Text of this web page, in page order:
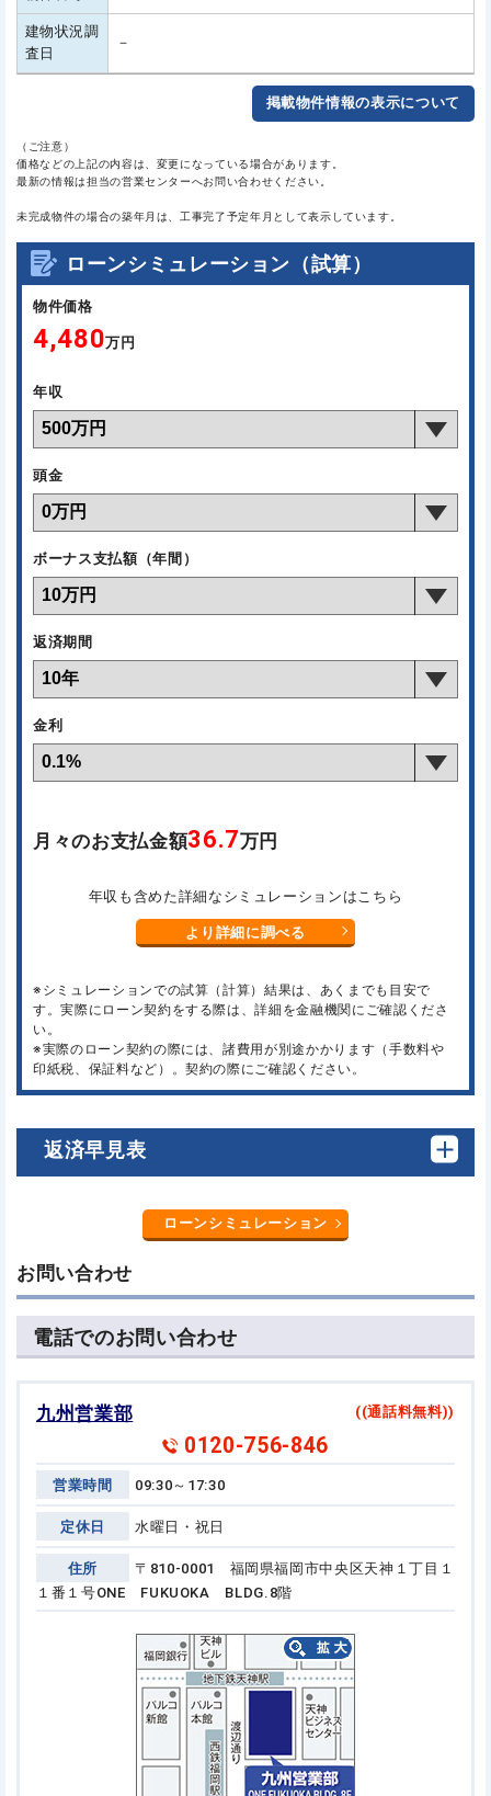
建物状況調
査日
－
掲載物件情報の表示について
（ご注意）
価格などの上記の内容は、変更になっている場合があります。
最新の情報は担当の営業センターへお問い合わせください。
未完成物件の場合の築年月は、工事完了予定年月として表示しています。
ローンシミュレーション（試算）
物件価格
4,480万円
年収
頭金
ボーナス支払額（年間）
返済期間
金利
月々のお支払金額36.7万円
年収も含めた詳細なシミュレーションはこちら
より詳細に調べる
※シミュレーションでの試算（計算）結果は、あくまでも目安で
す。実際にローン契約をする際は、詳細を金融機関にご確認くださ
い。
※実際のローン契約の際には、諸費用が別途かかります（手数料や
印紙税、保証料など）。契約の際にご確認ください。
返済早見表
ローンシミュレーション
お問い合わせ
電話でのお問い合わせ
九州営業部 ((通話料無料))
0120-756-846
営業時間 09:30～17:30
定休日 水曜日・祝日
住所
〒810-0001 福岡県福岡市中央区天神１丁目１
１番１号ONE FUKUOKA BLDG.8階